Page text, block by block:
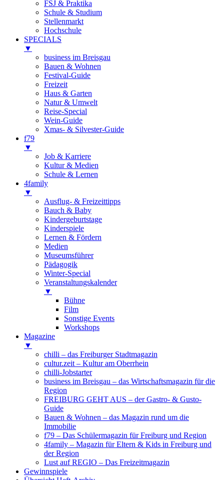
FSJ & Praktika
Schule & Studium
Stellenmarkt
Hochschule
SPECIALS
▼
business im Breisgau
Bauen & Wohnen
Festival-Guide
Freizeit
Haus & Garten
Natur & Umwelt
Reise-Special
Wein-Guide
Xmas- & Silvester-Guide
f79
▼
Job & Karriere
Kultur & Medien
Schule & Lernen
4family
▼
Ausflug- & Freizeittipps
Bauch & Baby
Kindergeburtstage
Kinderspiele
Lernen & Fördern
Medien
Museumsführer
Pädagogik
Winter-Special
Veranstaltungskalender
▼
Bühne
Film
Sonstige Events
Workshops
Magazine
▼
chilli – das Freiburger Stadtmagazin
cultur.zeit – Kultur am Oberrhein
chilli-Jobstarter
business im Breisgau – das Wirtschaftsmagazin für die
Region
FREIBURG GEHT AUS – der Gastro- & Gusto-
Guide
Bauen & Wohnen – das Magazin rund um die
Immobilie
f79 – Das Schülermagazin für Freiburg und Region
4family – Magazin für Eltern & Kids in Freiburg und
der Region
Lust auf REGIO – Das Freizeitmagazin
Gewinnspiele